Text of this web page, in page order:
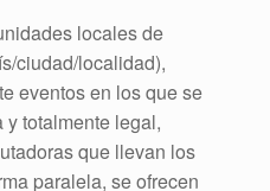
locales de
ciudad/localidad),
eventos en los que se
y totalmente legal,
que llevan los
paralela, se ofrecen